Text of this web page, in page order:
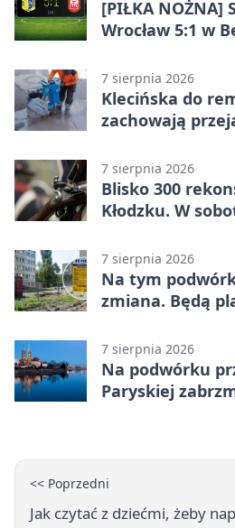
[PIŁKA NOŻNA]
Wrocław 5:1 w
porażka
7 sierpnia 2026
Klecińska do
zachowają
7 sierpnia 2026
Blisko 300
Kłodzku. W
7 sierpnia 2026
Na tym
zmiana. Będą
7 sierpnia 2026
Na podwórku
Paryskiej
<< Poprzedni
Jak czytać z dziećmi, żeby